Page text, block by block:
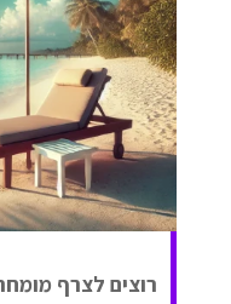
רוצים לצרף